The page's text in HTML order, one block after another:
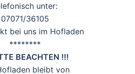
unter:
07071/36105
bei uns im Hofladen
********
BEACHTEN !!!
bleibt von